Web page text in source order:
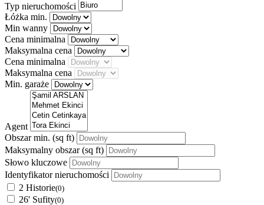
Typ nieruchomości
Łóżka min.
Min wanny
Cena minimalna
Maksymalna cena
Cena minimalna
Maksymalna cena
Min. garaże
Agent
Obszar min. (sq ft)
Maksymalny obszar(sq ft)
Słowo kluczowe
Identyfikator nieruchomości
2 Historie(0)
26' Sufity(0)